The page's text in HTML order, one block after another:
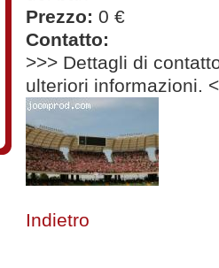
Prezzo: 0 €
Contatto:
>>> Dettagli di
ulteriori informazioni.
Indietro